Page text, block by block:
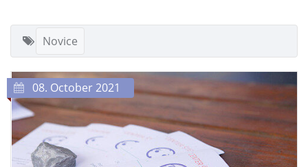
Novice
08. October 2021